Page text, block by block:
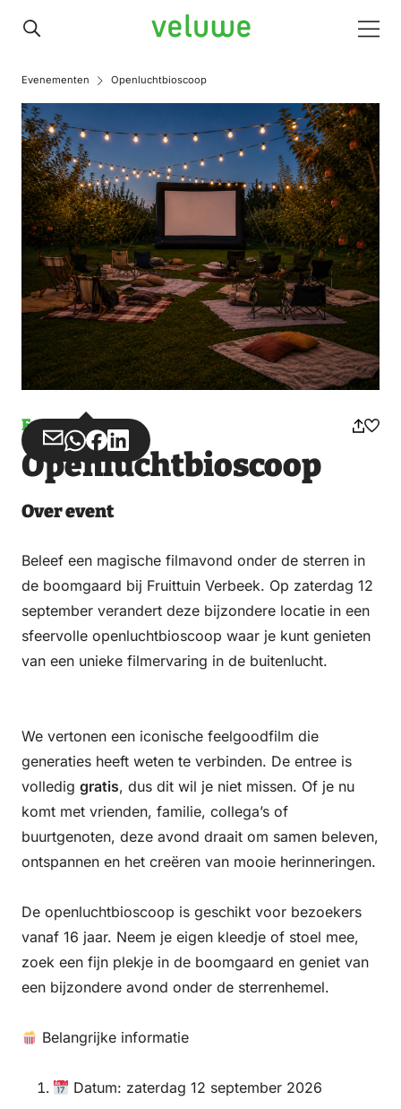
Veluwe
Evenementen Openluchtbioscoop
Event
Share
via
Share
via
Share
on
Share
on
Openluchtbioscoop
Over event
Beleef een magische filmavond onder de sterren in
de boomgaard bij Fruittuin Verbeek. Op zaterdag 12
september verandert deze bijzondere locatie in een
sfeervolle openluchtbioscoop waar je kunt genieten
van een unieke filmervaring in de buitenlucht.
We vertonen een iconische feelgoodfilm die
generaties heeft weten te verbinden. De entree is
volledig gratis, dus dit wil je niet missen. Of je nu
komt met vrienden, familie, collega’s of
buurtgenoten, deze avond draait om samen beleven,
ontspannen en het creëren van mooie herinneringen.
De openluchtbioscoop is geschikt voor bezoekers
vanaf 16 jaar. Neem je eigen kleedje of stoel mee,
zoek een fijn plekje in de boomgaard en geniet van
een bijzondere avond onder de sterrenhemel.
Belangrijke informatie
Datum: zaterdag 12 september 2026